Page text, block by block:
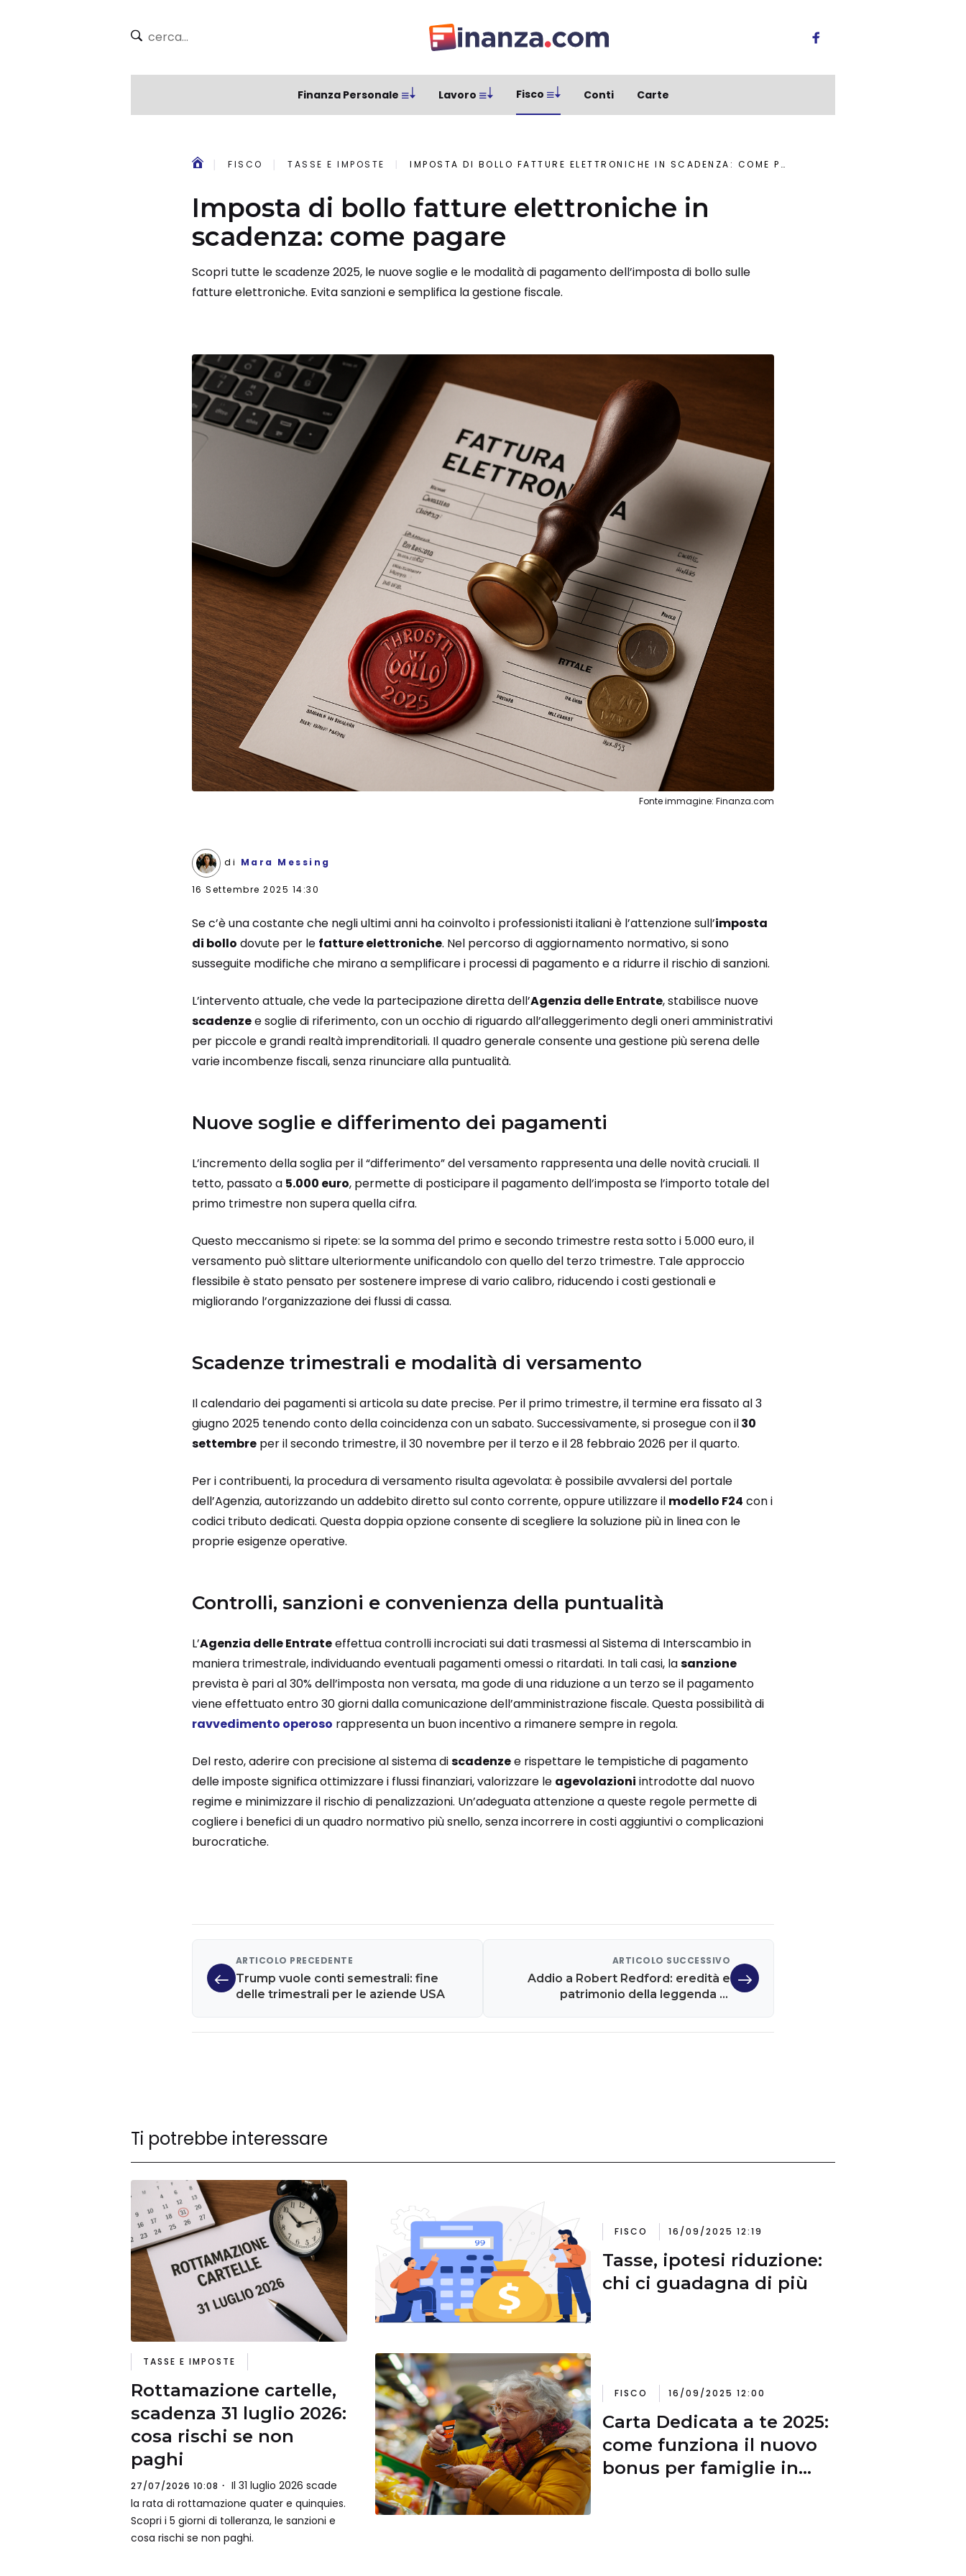
Finanza Personale Lavoro Fisco Conti Carte
FISCO TASSE E IMPOSTE IMPOSTA DI BOLLO FATTURE ELETTRONICHE IN SCADENZA: COME PAGARE
Imposta di bollo fatture elettroniche in
scadenza: come pagare
Scopri tutte le scadenze 2025, le nuove soglie e le modalità di pagamento dell’imposta di bollo sulle
fatture elettroniche. Evita sanzioni e semplifica la gestione fiscale.
Fonte immagine: Finanza.com
di Mara Messing
16 Settembre 2025 14:30
Se c’è una costante che negli ultimi anni ha coinvolto i professionisti italiani è l’attenzione sull’imposta
di bollo dovute per le fatture elettroniche. Nel percorso di aggiornamento normativo, si sono
susseguite modifiche che mirano a semplificare i processi di pagamento e a ridurre il rischio di sanzioni.
L’intervento attuale, che vede la partecipazione diretta dell’Agenzia delle Entrate, stabilisce nuove
scadenzee soglie di riferimento, con un occhio di riguardo all’alleggerimento degli oneri amministrativi
per piccole e grandi realtà imprenditoriali. Il quadro generale consente una gestione più serena delle
varie incombenze fiscali, senza rinunciare alla puntualità.
Nuove soglie e differimento dei pagamenti
L’incremento della soglia per il “differimento” del versamento rappresenta una delle novità cruciali. Il
tetto, passato a 5.000 euro, permette di posticipare il pagamento dell’imposta se l’importo totale del
primo trimestre non supera quella cifra.
Questo meccanismo si ripete: se la somma del primo e secondo trimestre resta sotto i 5.000 euro, il
versamento può slittare ulteriormente unificandolo con quello del terzo trimestre. Tale approccio
flessibile è stato pensato per sostenere imprese di vario calibro, riducendo i costi gestionali e
migliorando l’organizzazione dei flussi di cassa.
Scadenze trimestrali e modalità di versamento
Il calendario dei pagamenti si articola su date precise. Per il primo trimestre, il termine era fissato al 3
giugno 2025 tenendo conto della coincidenza con un sabato. Successivamente, si prosegue con il30
settembreper il secondo trimestre, il 30 novembre per il terzo e il 28 febbraio 2026 per il quarto.
Per i contribuenti, la procedura di versamento risulta agevolata: è possibile avvalersi del portale
dell’Agenzia, autorizzando un addebito diretto sul conto corrente, oppure utilizzare il modello F24 con i
codici tributo dedicati. Questa doppia opzione consente di scegliere la soluzione più in linea con le
proprie esigenze operative.
Controlli, sanzioni e convenienza della puntualità
L’Agenzia delle Entrateeffettua controlli incrociati sui dati trasmessi al Sistema di Interscambio in
maniera trimestrale, individuando eventuali pagamenti omessi o ritardati. In tali casi, lasanzione
prevista è pari al 30% dell’imposta non versata, ma gode di una riduzione a un terzo se il pagamento
viene effettuato entro 30 giorni dalla comunicazione dell’amministrazione fiscale. Questa possibilità di
ravvedimento operoso rappresenta un buon incentivo a rimanere sempre in regola.
Del resto, aderire con precisione al sistema discadenzee rispettare le tempistiche di pagamento
delle imposte significa ottimizzare i flussi finanziari, valorizzare le agevolazioni introdotte dal nuovo
regime e minimizzare il rischio di penalizzazioni. Un’adeguata attenzione a queste regole permette di
cogliere i benefici di un quadro normativo più snello, senza incorrere in costi aggiuntivi o complicazioni
burocratiche.
ARTICOLO PRECEDENTE
Trump vuole conti semestrali: fine
delle trimestrali per le aziende USA
ARTICOLO SUCCESSIVO
Addio a Robert Redford: eredità e
patrimonio della leggenda di
Ti potrebbe interessare
TASSE E IMPOSTE
Rottamazione cartelle,
scadenza 31 luglio 2026:
cosa rischi se non
paghi
27/07/2026 10:08
Il 31 luglio 2026 scade
la rata di rottamazione quater e quinquies.
Scopri i 5 giorni di tolleranza, le sanzioni e
cosa rischi se non paghi.
FISCO 16/09/2025 12:19
Tasse, ipotesi riduzione:
chi ci guadagna di più
FISCO 16/09/2025 12:00
Carta Dedicata a te 2025:
come funziona il nuovo
bonus per famiglie in